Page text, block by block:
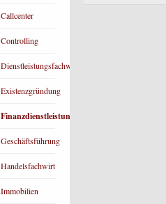
Callcenter
Controlling
Dienstleistungsfachwirt
Existenzgründung
Finanzdienstleistungen
Geschäftsführung
Handelsfachwirt
Immobilien